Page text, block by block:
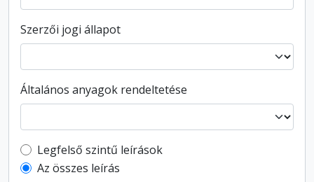
Szerzői jogi állapot
Általános anyagok rendeltetése
Top-level description filter
Legfelső szintű leírások
Az összes leírás